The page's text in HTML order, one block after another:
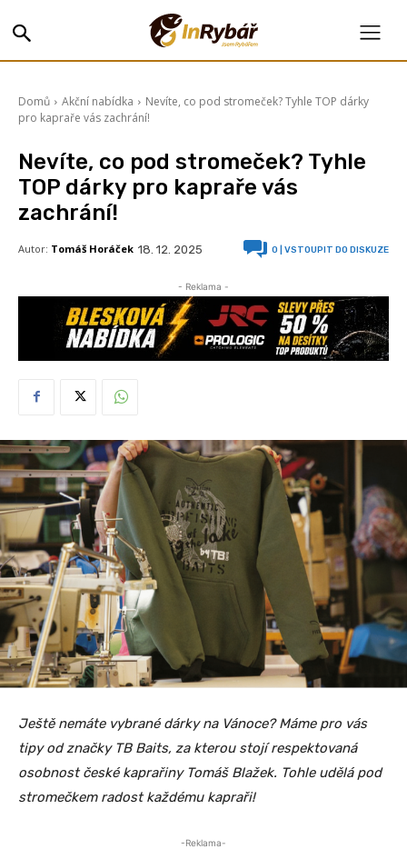
Domů Akční nabídka
Nevíte, co pod stromeček? Tyhle TOP dárky
pro kapraře vás zachrání!
Nevíte, co pod stromeček? Tyhle
TOP dárky pro kapraře vás
zachrání!
Autor: Tomáš Horáček 18. 12. 2025 0 | VSTOUPIT DO DISKUZE
- Reklama -
Ještě nemáte vybrané dárky na Vánoce? Máme pro vás
tipy od značky TB Baits, za kterou stojí respektovaná
osobnost české kaprařiny Tomáš Blažek. Tohle udělá pod
stromečkem radost každému kapraři!
-Reklama-